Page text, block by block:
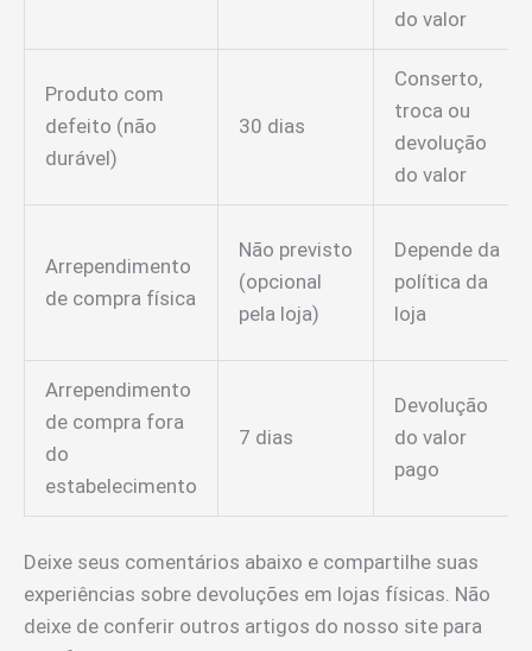
do valor
Produto com
defeito (não
durável)
30 dias
Conserto,
troca ou
devolução
do valor
Arrependimento
de compra física
Não previsto
(opcional
pela loja)
Depende da
política da
loja
Arrependimento
de compra fora
do
estabelecimento
7 dias
Devolução
do valor
pago
Deixe seus comentários abaixo e compartilhe suas
experiências sobre devoluções em lojas físicas. Não
deixe de conferir outros artigos do nosso site para